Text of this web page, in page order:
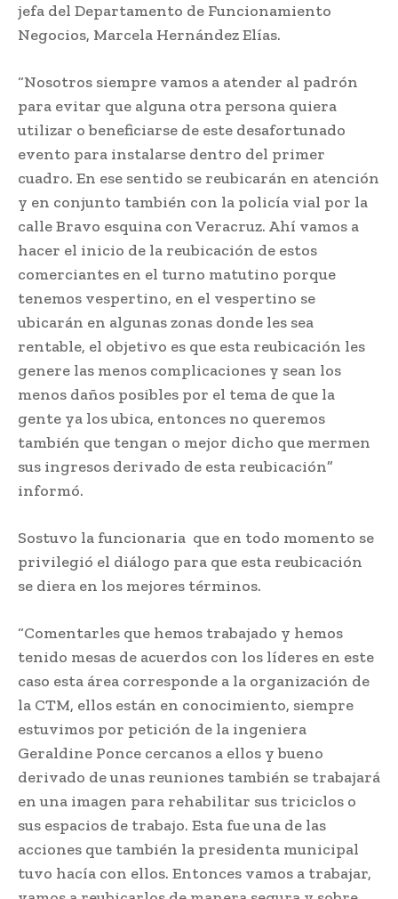
jefa del Departamento de Funcionamiento
Negocios, Marcela Hernández Elías.
“Nosotros siempre vamos a atender al padrón
para evitar que alguna otra persona quiera
utilizar o beneficiarse de este desafortunado
evento para instalarse dentro del primer
cuadro. En ese sentido se reubicarán en atención
y en conjunto también con la policía vial por la
calle Bravo esquina con Veracruz. Ahí vamos a
hacer el inicio de la reubicación de estos
comerciantes en el turno matutino porque
tenemos vespertino, en el vespertino se
ubicarán en algunas zonas donde les sea
rentable, el objetivo es que esta reubicación les
genere las menos complicaciones y sean los
menos daños posibles por el tema de que la
gente ya los ubica, entonces no queremos
también que tengan o mejor dicho que mermen
sus ingresos derivado de esta reubicación”
informó.
Sostuvo la funcionaria que en todo momento se
privilegió el diálogo para que esta reubicación
se diera en los mejores términos.
“Comentarles que hemos trabajado y hemos
tenido mesas de acuerdos con los líderes en este
caso esta área corresponde a la organización de
la CTM, ellos están en conocimiento, siempre
estuvimos por petición de la ingeniera
Geraldine Ponce cercanos a ellos y bueno
derivado de unas reuniones también se trabajará
en una imagen para rehabilitar sus triciclos o
sus espacios de trabajo. Esta fue una de las
acciones que también la presidenta municipal
tuvo hacía con ellos. Entonces vamos a trabajar,